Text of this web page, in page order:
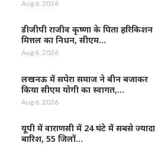
Aug 6, 2026
डीजीपी राजीव कृष्णा के पिता हरिकिशन
मित्तल का निधन, सीएम…
Aug 6, 2026
लखनऊ में सपेरा समाज ने बीन बजाकर
किया सीएम योगी का स्वागत,…
Aug 6, 2026
यूपी में वाराणसी में 24 घंटे में सबसे ज्यादा
बारिश, 55 जिलों…